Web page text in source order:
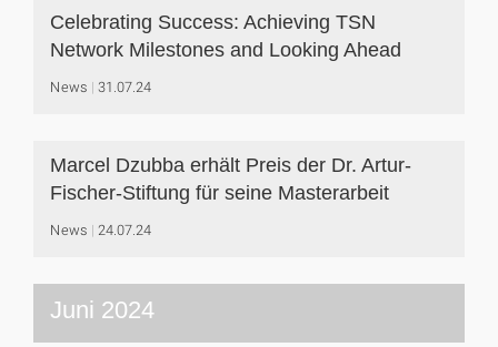
Celebrating Success: Achieving TSN
Network Milestones and Looking Ahead
News 31.07.24
Marcel Dzubba erhält Preis der Dr. Artur-
Fischer-Stiftung für seine Masterarbeit
News 24.07.24
Juni 2024